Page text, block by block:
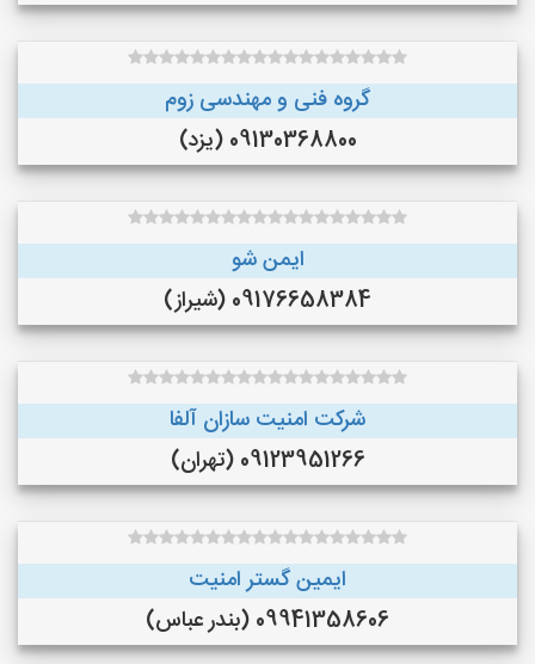
گروه فنی و مهندسی زوم
09130368800 (یزد)
ایمن شو
09176658384 (شیراز)
شرکت امنیت سازان آلفا
09123951266 (تهران)
ایمین گستر امنیت
09941358606 (بندر عباس)